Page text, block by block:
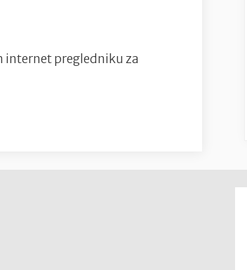
internet pregledniku za